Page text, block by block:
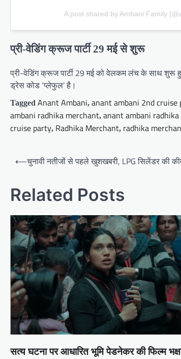
A post shared by Ambani Family
प्री-वेडिंग क्रूज पार्टी 29 मई से शुरू
प्री-वेडिंग क्रूज पार्टी 29 मई को वेलकम लंच के साथ शुरू
ड्रेस कोड ‘प्लेफुल’ है।
Tagged Anant Ambani, anant ambani 2nd cruise
ambani radhika merchant, anant ambani
cruise party, Radhika Merchant, radhika
Post
⟵चुनावी नतीजों से पहले खुशखबरी, LPG सिलेंडर की
Related Posts
सत्य घटना पर आधारित भूमि पेडनेकर की फिल्म